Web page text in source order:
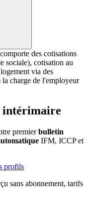
des cotisations
sociale), cotisation au
via des
la charge de l'employeur
intérimaire
premierbulletin
IFM, ICCP et
profils
sans abonnement, tarifs